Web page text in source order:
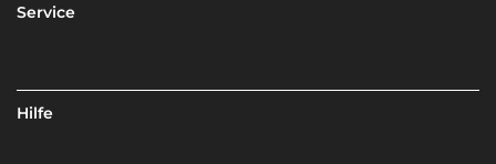
Service
Hilfe